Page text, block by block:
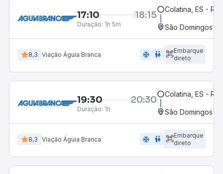
17:10 18:15
Duração: 1h 5m
Colatina, ES -
São Domingos
8,3 Viação Águia Branca ac_unit wc
Embarque
direto
19:30 20:30
Duração: 1h
Colatina, ES -
São Domingos
8,3 Viação Águia Branca ac_unit wc
Embarque
direto